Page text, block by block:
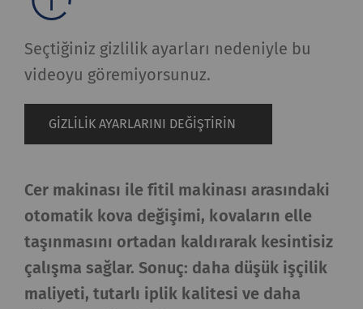
Seçtiğiniz gizlilik ayarları nedeniyle bu
videoyu göremiyorsunuz.
GIZLILIK AYARLARINI DEĞIŞTIRIN
Cer makinası ile fitil makinası arasındaki
otomatik kova değişimi, kovaların elle
taşınmasını ortadan kaldırarak kesintisiz
çalışma sağlar. Sonuç: daha düşük işçilik
maliyeti, tutarlı iplik kalitesi ve daha